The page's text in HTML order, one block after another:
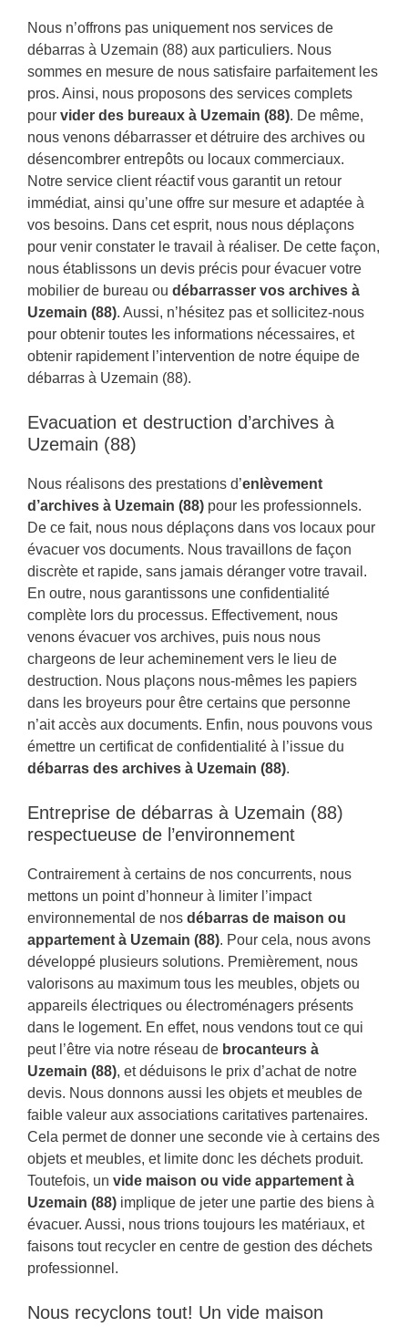
Nous n’offrons pas uniquement nos services de
débarras à Uzemain (88) aux particuliers. Nous
sommes en mesure de nous satisfaire parfaitement les
pros. Ainsi, nous proposons des services complets
pour vider des bureaux à Uzemain (88). De même,
nous venons débarrasser et détruire des archives ou
désencombrer entrepôts ou locaux commerciaux.
Notre service client réactif vous garantit un retour
immédiat, ainsi qu’une offre sur mesure et adaptée à
vos besoins. Dans cet esprit, nous nous déplaçons
pour venir constater le travail à réaliser. De cette façon,
nous établissons un devis précis pour évacuer votre
mobilier de bureau ou débarrasser vos archives à
Uzemain (88). Aussi, n’hésitez pas et sollicitez-nous
pour obtenir toutes les informations nécessaires, et
obtenir rapidement l’intervention de notre équipe de
débarras à Uzemain (88).
Evacuation et destruction d’archives à
Uzemain (88)
Nous réalisons des prestations d’enlèvement
d’archives à Uzemain (88) pour les professionnels.
De ce fait, nous nous déplaçons dans vos locaux pour
évacuer vos documents. Nous travaillons de façon
discrète et rapide, sans jamais déranger votre travail.
En outre, nous garantissons une confidentialité
complète lors du processus. Effectivement, nous
venons évacuer vos archives, puis nous nous
chargeons de leur acheminement vers le lieu de
destruction. Nous plaçons nous-mêmes les papiers
dans les broyeurs pour être certains que personne
n’ait accès aux documents. Enfin, nous pouvons vous
émettre un certificat de confidentialité à l’issue du
débarras des archives à Uzemain (88).
Entreprise de débarras à Uzemain (88)
respectueuse de l’environnement
Contrairement à certains de nos concurrents, nous
mettons un point d’honneur à limiter l’impact
environnemental de nos débarras de maison ou
appartement à Uzemain (88). Pour cela, nous avons
développé plusieurs solutions. Premièrement, nous
valorisons au maximum tous les meubles, objets ou
appareils électriques ou électroménagers présents
dans le logement. En effet, nous vendons tout ce qui
peut l’être via notre réseau de brocanteurs à
Uzemain (88), et déduisons le prix d’achat de notre
devis. Nous donnons aussi les objets et meubles de
faible valeur aux associations caritatives partenaires.
Cela permet de donner une seconde vie à certains des
objets et meubles, et limite donc les déchets produit.
Toutefois, un vide maison ou vide appartement à
Uzemain (88) implique de jeter une partie des biens à
évacuer. Aussi, nous trions toujours les matériaux, et
faisons tout recycler en centre de gestion des déchets
professionnel.
Nous recyclons tout! Un vide maison